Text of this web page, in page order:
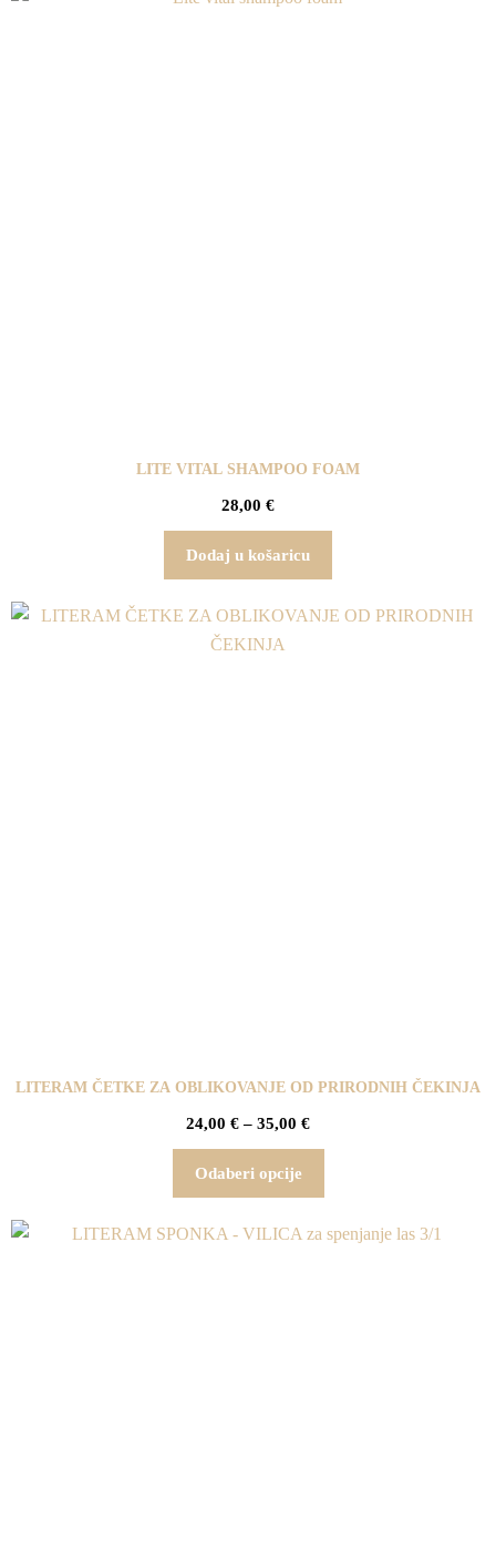
LITE VITAL SHAMPOO FOAM
28,00 €
Dodaj u košaricu
LITERAM ČETKE ZA OBLIKOVANJE OD PRIRODNIH ČEKINJA
24,00 € – 35,00 €
Odaberi opcije